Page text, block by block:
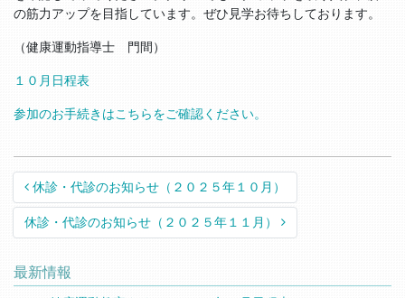
の筋力アップを目指しています。ぜひ見学お待ちしております。
（健康運動指導士 門間）
１０月日程表
参加のお手続きはこちらをご確認ください。
Post navigation
休診・代診のお知らせ（２０２５年１０月）
休診・代診のお知らせ（２０２５年１１月）
最新情報